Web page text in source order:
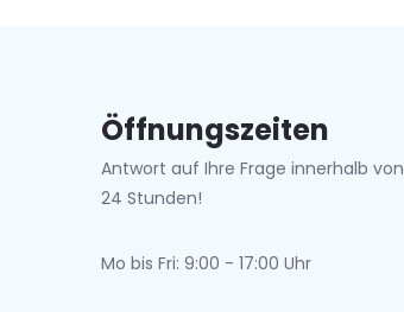
Öffnungszeiten
Antwort auf Ihre Frage innerhalb von
24 Stunden!
Mo bis Fri: 9:00 - 17:00 Uhr